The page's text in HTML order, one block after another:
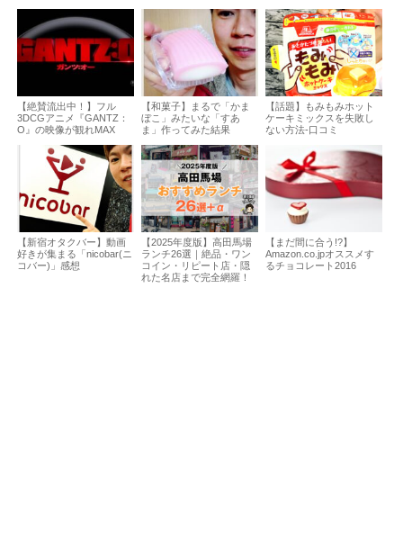
【絶賛流出中！】フル
3DCGアニメ『GANTZ：
O』の映像が観れMAX
【和菓子】まるで「かま
ぼこ」みたいな「すあ
ま」作ってみた結果
【話題】もみもみホット
ケーキミックスを失敗し
ない方法-口コミ
【新宿オタクバー】動画
好きが集まる「nicobar(ニ
コバー)」感想
【2025年度版】高田馬場
ランチ26選｜絶品・ワン
コイン・リピート店・隠
れた名店まで完全網羅！
【まだ間に合う!?】
Amazon.co.jpオススメす
るチョコレート2016